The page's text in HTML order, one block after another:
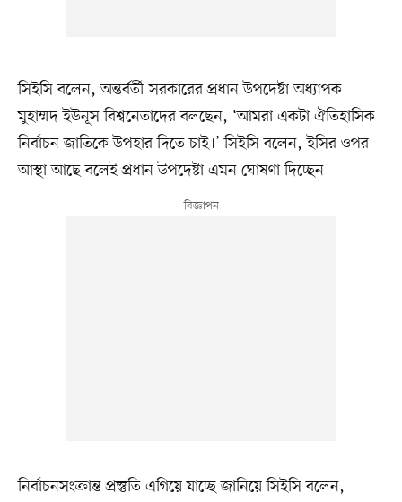
সিইসি বলেন, অন্তর্বর্তী সরকারের প্রধান উপদেষ্টা অধ্যাপক
মুহাম্মদ ইউনূস বিশ্বনেতাদের বলছেন, ‘আমরা একটা ঐতিহাসিক
নির্বাচন জাতিকে উপহার দিতে চাই।’ সিইসি বলেন, ইসির ওপর
আস্থা আছে বলেই প্রধান উপদেষ্টা এমন ঘোষণা দিচ্ছেন।
নির্বাচনসংক্রান্ত প্রস্তুতি এগিয়ে যাচ্ছে জানিয়ে সিইসি বলেন,